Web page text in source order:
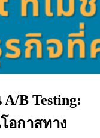
B Testing:
อกาสทาง